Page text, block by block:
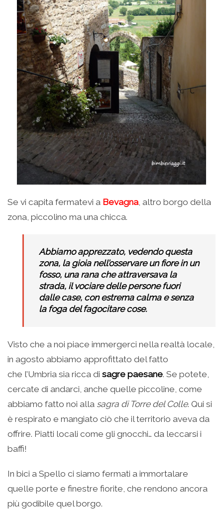
Se vi capita fermatevi a Bevagna, altro borgo della
zona, piccolino ma una chicca.
Abbiamo apprezzato, vedendo questa
zona, la gioia nell’osservare un fiore in un
fosso, una rana che attraversava la
strada, il vociare delle persone fuori
dalle case, con estrema calma e senza
la foga del fagocitare cose.
Visto che a noi piace immergerci nella realtà locale,
in agosto abbiamo approfittato del fatto
che l’Umbria sia ricca di sagre paesane. Se potete,
cercate di andarci, anche quelle piccoline, come
abbiamo fatto noi alla sagra di Torre del Colle. Qui si
è respirato e mangiato ciò che il territorio aveva da
offrire. Piatti locali come gli gnocchi… da leccarsi i
baffi!
In bici a Spello ci siamo fermati a immortalare
quelle porte e finestre fiorite, che rendono ancora
più godibile quel borgo.